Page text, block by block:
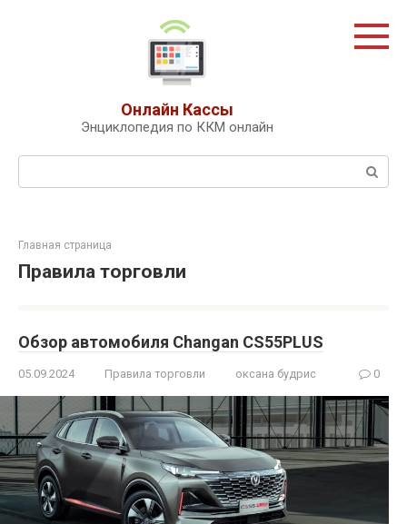
Онлайн Кассы
Энциклопедия по ККМ онлайн
Поиск:
Главная страница
Правила торговли
Обзор автомобиля Changan CS55PLUS
05.09.2024 Правила торговли оксана будрис 0